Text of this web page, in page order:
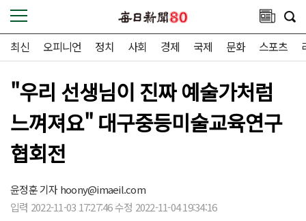
최신 오피니언 정치 사회 경제 국제 문화 스포츠
"우리 선생님이 진짜 예술가처럼
느껴져요" 대구중등미술교육연구
협회전
윤정훈 기자hoony@imaeil.com
입력 2022-11-03 17:27:46 수정 2022-11-04 19:34:16